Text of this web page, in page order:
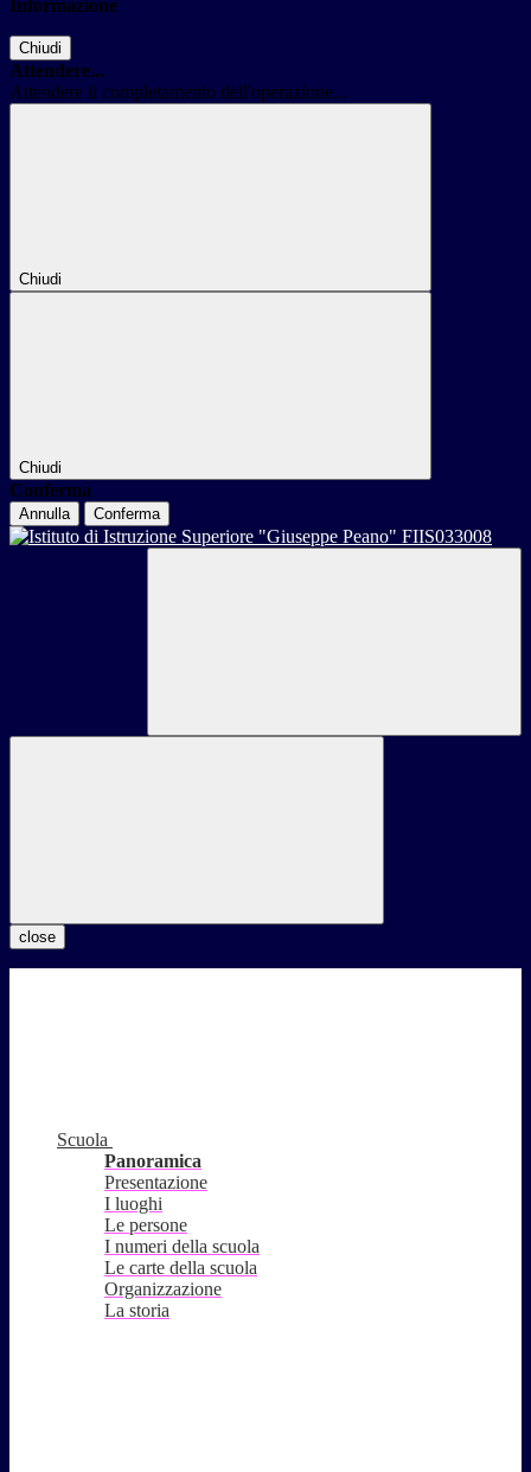
Informazione
Chiudi
Attendere...
Attendere il completamento dell'operazione...
Chiudi
Chiudi
Conferma
Annulla Conferma
close
Scuola
Panoramica
Presentazione
I luoghi
Le persone
I numeri della scuola
Le carte della scuola
Organizzazione
La storia